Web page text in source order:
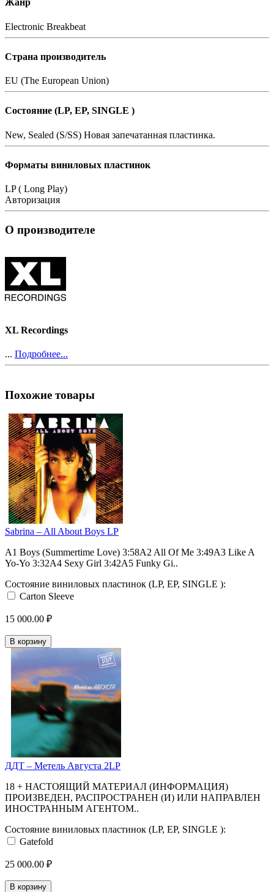
Жанр
Electronic Breakbeat
Страна производитель
EU (The European Union)
Состояние (LP, EP, SINGLE )
New, Sealed (S/SS) Новая запечатанная пластинка.
Форматы виниловых пластинок
LP ( Long Play)
Авторизация
О производителе
XL Recordings
... Подробнее...
Похожие товары
Sabrina – All About Boys LP
A1 Boys (Summertime Love) 3:58A2 All Of Me 3:49A3 Like A
Yo-Yo 3:32A4 Sexy Girl 3:42A5 Funky Gi..
Состояние виниловых пластинок (LP, EP, SINGLE ):
Carton Sleeve
15 000.00 ₽
В корзину
ДДТ – Метель Августа 2LP
18 + НАСТОЯЩИЙ МАТЕРИАЛ (ИНФОРМАЦИЯ)
ПРОИЗВЕДЕН, РАСПРОСТРАНЕН (И) ИЛИ НАПРАВЛЕН
ИНОСТРАННЫМ АГЕНТОМ..
Состояние виниловых пластинок (LP, EP, SINGLE ):
Gatefold
25 000.00 ₽
В корзину